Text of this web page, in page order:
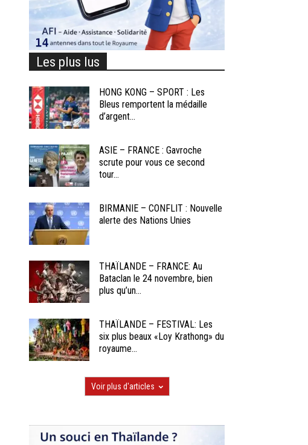
Les plus lus
HONG KONG – SPORT : Les
Bleus remportent la médaille
d’argent...
ASIE – FRANCE : Gavroche
scrute pour vous ce second
tour...
BIRMANIE – CONFLIT : Nouvelle
alerte des Nations Unies
THAÏLANDE – FRANCE: Au
Bataclan le 24 novembre, bien
plus qu’un...
THAÏLANDE – FESTIVAL: Les
six plus beaux «Loy Krathong» du
royaume...
Voir plus d'articles